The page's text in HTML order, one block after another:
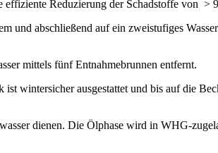
Reduzierung der Schadstoffe von >
und abschließend auf ein zweistufiges
mittels fünf Entnahmebrunnen entfernt.
wintersicher ausgestattet und bis auf die
dienen. Die Ölphase wird in WHG-